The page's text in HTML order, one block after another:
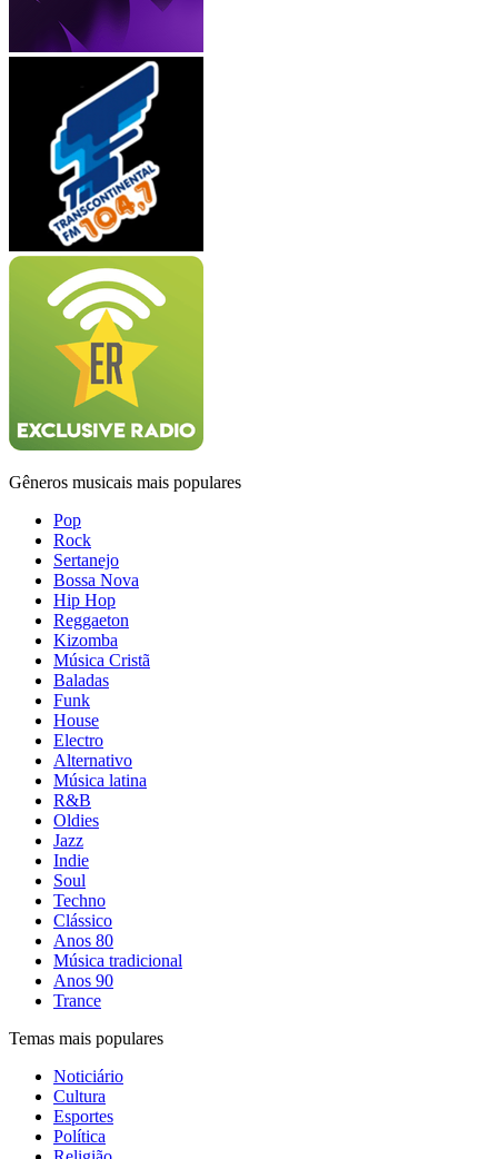
Gêneros musicais mais populares
Pop
Rock
Sertanejo
Bossa Nova
Hip Hop
Reggaeton
Kizomba
Música Cristã
Baladas
Funk
House
Electro
Alternativo
Música latina
R&B
Oldies
Jazz
Indie
Soul
Techno
Clássico
Anos 80
Música tradicional
Anos 90
Trance
Temas mais populares
Noticiário
Cultura
Esportes
Política